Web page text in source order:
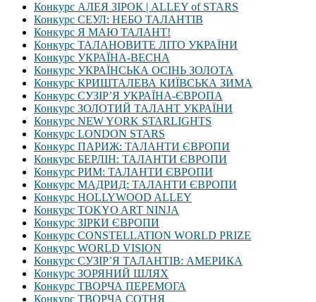
Конкурс АЛЕЯ ЗІРОК | ALLEY of STARS
Конкурс СЕУЛ: НЕБО ТАЛАНТІВ
Конкурс Я МАЮ ТАЛАНТ!
Конкурс ТАЛАНОВИТЕ ЛІТО УКРАЇНИ
Конкурс УКРАЇНА-ВЕСНА
Конкурс УКРАЇНСЬКА ОСІНЬ ЗОЛОТА
Конкурс КРИШТАЛЕВА КИЇВСЬКА ЗИМА
Конкурс СУЗІР’Я УКРАЇНА-ЄВРОПА
Конкурс ЗОЛОТИЙ ТАЛАНТ УКРАЇНИ
Конкурс NEW YORK STARLIGHTS
Конкурс LONDON STARS
Конкурс ПАРИЖ: ТАЛАНТИ ЄВРОПИ
Конкурс БЕРЛІН: ТАЛАНТИ ЄВРОПИ
Конкурс РИМ: ТАЛАНТИ ЄВРОПИ
Конкурс МАДРИД: ТАЛАНТИ ЄВРОПИ
Конкурс HOLLYWOOD ALLEY
Конкурс TOKYO ART NINJA
Конкурс ЗІРКИ ЄВРОПИ
Конкурс CONSTELLATION WORLD PRIZE
Конкурс WORLD VISION
Конкурс СУЗІР’Я ТАЛАНТІВ: АМЕРИКА
Конкурс ЗОРЯНИЙ ШЛЯХ
Конкурс ТВОРЧА ПЕРЕМОГА
Конкурс ТВОРЧА СОТНЯ